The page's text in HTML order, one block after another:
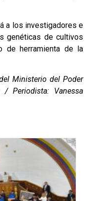
a los investigadores e
genéticas de cultivos
de herramienta de la
Ministerio del Poder
/ Periodista: Vanessa